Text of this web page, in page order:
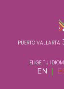
PUERTO VALLARTA
ELIGE TU
EN |